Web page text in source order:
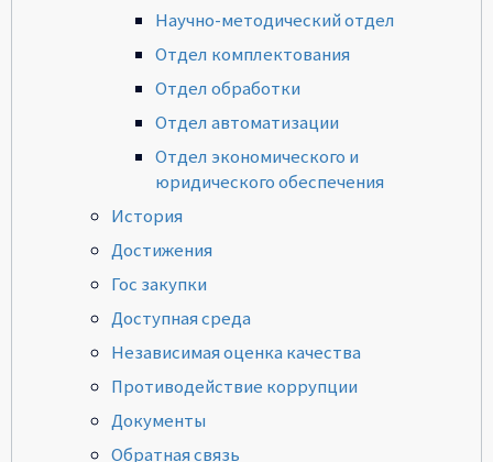
Научно-методический отдел
Отдел комплектования
Отдел обработки
Отдел автоматизации
Отдел экономического и
юридического обеспечения
История
Достижения
Гос закупки
Доступная среда
Независимая оценка качества
Противодействие коррупции
Документы
Обратная связь